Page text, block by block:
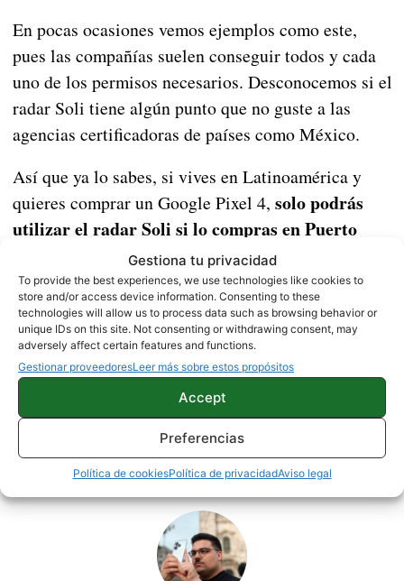
Gestiona tu privacidad
To provide the best experiences, we use technologies like cookies to
store and/or access device information. Consenting to these
technologies will allow us to process data such as browsing behavior or
unique IDs on this site. Not consenting or withdrawing consent, may
adversely affect certain features and functions.
Gestionar proveedoresLeer más sobre estos propósitos
Accept
Preferencias
Política de cookiesPolítica de privacidadAviso legal
En pocas ocasiones vemos ejemplos como este,
pues las compañías suelen conseguir todos y cada
uno de los permisos necesarios. Desconocemos si el
radar Soli tiene algún punto que no guste a las
agencias certificadoras de países como México.
Así que ya lo sabes, si vives en Latinoamérica y
quieres comprar un Google Pixel 4, solo podrás
utilizar el radar Soli si lo compras en Puerto
, en cualquier otro país su uso estará
bloqueado por software.
Fuente |AA
NOTICIAS
Sobre este autor